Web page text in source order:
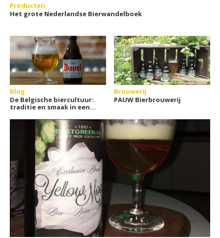
Producten
Het grote Nederlandse Bierwandelboek
Blog
De Belgische biercultuur:
traditie en smaak in een
Brouwerij
PAUW Bierbrouwerij